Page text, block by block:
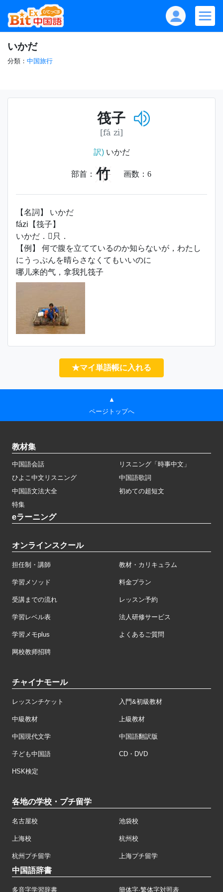
いかだ
分類： 中国旅行
筏子
[fá zi]
訳)いかだ
部首： 竹 画数： 6
【名詞】 いかだ
fázi【筏子】
いかだ．只．
【例】 何で腹を立てているのか知らないが，わたし
にうっぷんを晴らさなくてもいいのに
哪儿来的气，拿我扎筏子
★マイ単語帳に入れる
▲
ページトップへ
教材集
中国語会話
リスニング「時事中文」
ひよこ中文リスニング
中国語歌詞
中国語文法大全
初めての超短文
特集
eラーニング
オンラインスクール
担任制・講師 教材・カリキュラム
学習メソッド 料金プラン
受講までの流れ レッスン予約
学習レベル表 法人研修サービス
学習メモplus よくあるご質問
网校教师招聘
チャイナモール
レッスンチケット 入門&初級教材
中級教材 上級教材
中国現代文学 中国語翻訳版
子ども中国語 CD・DVD
HSK検定
各地の学校・プチ留学
名古屋校 池袋校
上海校 杭州校
杭州プチ留学 上海プチ留学
中国語辞書
多音字学習辞書 簡体字·繁体字対照表